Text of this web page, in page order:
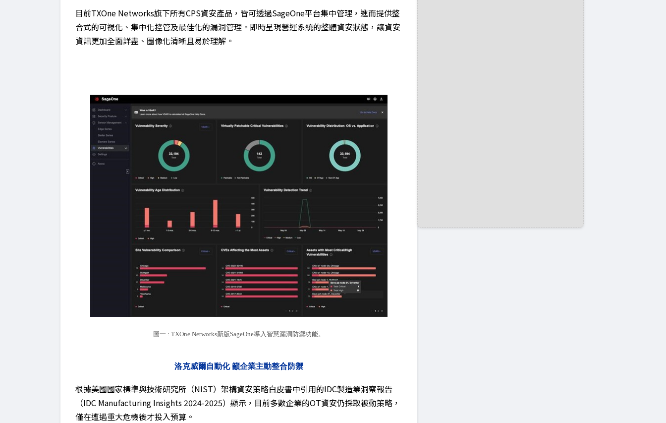
目前TXOne Networks旗下所有CPS資安產品，皆可透過SageOne平台集中管理，進而提供整
合式的可視化、集中化控管及最佳化的漏洞管理。即時呈現營運系統的整體資安狀態，讓資安
資訊更加全面詳盡、圖像化清晰且易於理解。
圖一 : TXOne Networks新版SageOne導入智慧漏洞防禦功能。
洛克威爾自動化 籲企業主動整合防禦
根據美國國家標準與技術研究所（NIST）架構資安策略白皮書中引用的IDC製造業洞察報告
（IDC Manufacturing Insights 2024-2025）顯示，目前多數企業的OT資安仍採取被動策略，
僅在遭遇重大危機後才投入預算。